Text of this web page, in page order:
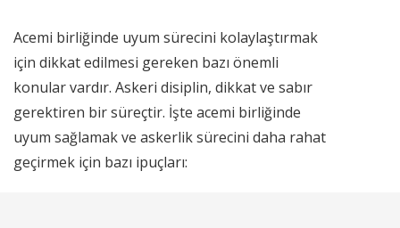
Acemi birliğinde uyum sürecini kolaylaştırmak
için dikkat edilmesi gereken bazı önemli
konular vardır. Askeri disiplin, dikkat ve sabır
gerektiren bir süreçtir. İşte acemi birliğinde
uyum sağlamak ve askerlik sürecini daha rahat
geçirmek için bazı ipuçları: